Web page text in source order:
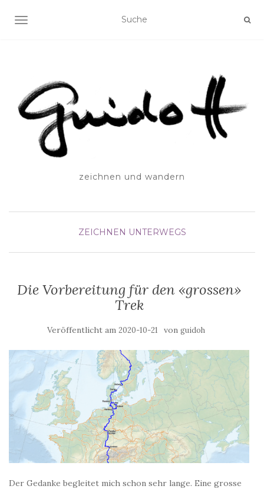
SCHALTE NAVIGATION
zeichnen und wandern
ZEICHNEN UNTERWEGS
Die Vorbereitung für den «grossen»
Trek
Veröffentlicht am 2020-10-21 von guidoh
Der Gedanke begleitet mich schon sehr lange. Eine grosse